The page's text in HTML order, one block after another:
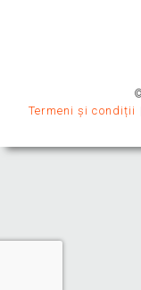
Termeni și condiții